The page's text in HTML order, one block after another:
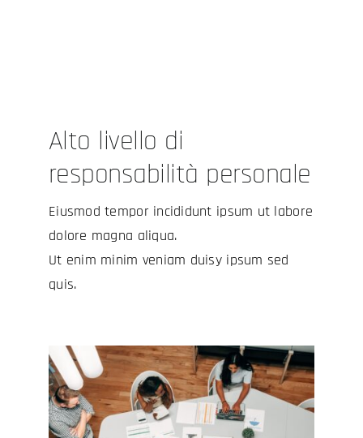
Alto livello di
responsabilità personale
Eiusmod tempor incididunt ipsum ut labore
dolore magna aliqua.
Ut enim minim veniam duisy ipsum sed
quis.